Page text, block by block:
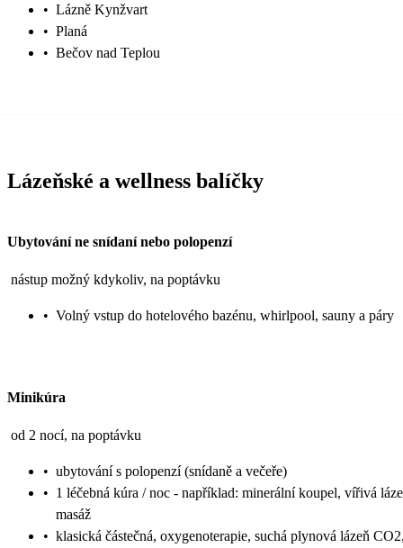
• Lázně Kynžvart
• Planá
• Bečov nad Teplou
Lázeňské a wellness balíčky
Ubytování ne snídaní nebo polopenzí
nástup možný kdykoliv, na poptávku
• Volný vstup do hotelového bazénu, whirlpool, sauny a páry
Minikúra
od 2 nocí, na poptávku
• ubytování s polopenzí (snídaně a večeře)
• 1 léčebná kúra / noc - například: minerální koupel, vířivá
masáž
• klasická částečná, oxygenoterapie, suchá plynová lázeň